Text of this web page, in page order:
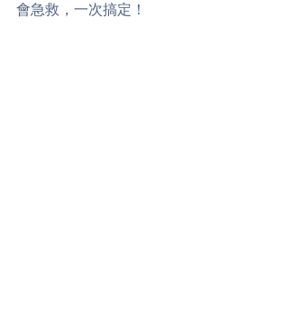
會急救，一次搞定！